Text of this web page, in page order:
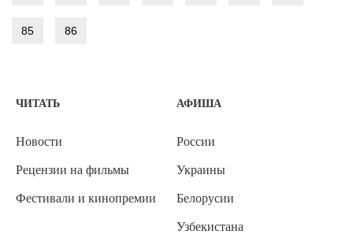
85 86
ЧИТАТЬ
Новости
Рецензии на фильмы
Фестивали и кинопремии
АФИША
России
Украины
Белорусии
Узбекистана